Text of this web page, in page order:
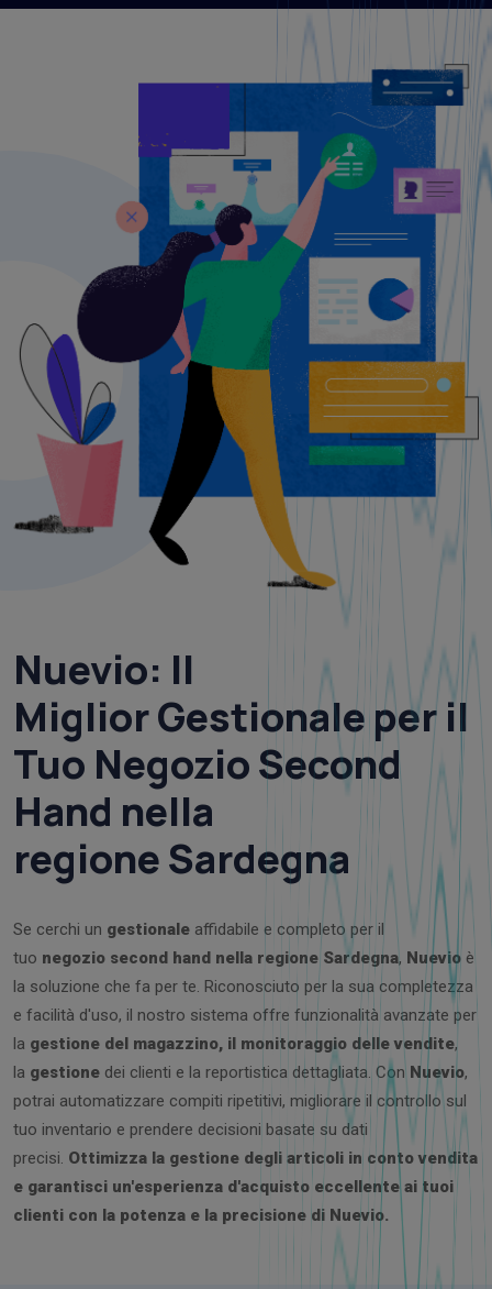
Nuevio: Il
MigliorGestionale per il
Tuo Negozio Second
Hand nella
regioneSardegna
Se cerchi un gestionale affidabile e completo per il
tuo negozio second hand nella regione Sardegna, Nuevio è
la soluzione che fa per te. Riconosciuto per la sua completezza
e facilità d'uso, il nostro sistema offre funzionalità avanzate per
la gestione del magazzino, il monitoraggio delle vendite,
la gestione dei clienti e la reportistica dettagliata. Con Nuevio,
potrai automatizzare compiti ripetitivi, migliorare il controllo sul
tuo inventario e prendere decisioni basate su dati
precisi. Ottimizza la gestione degli articoli in conto vendita
e garantisci un'esperienza d'acquisto eccellente ai tuoi
clienti con la potenza e la precisione di Nuevio.